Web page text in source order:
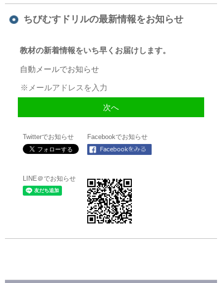
ちびむすドリルの最新情報をお知らせ
教材の新着情報をいち早くお届けします。
自動メールでお知らせ
Twitterでお知らせ Facebookでお知らせ
LINE＠でお知らせ